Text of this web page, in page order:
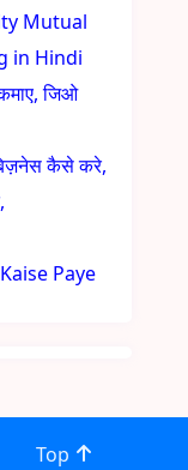
Mutual
in Hindi
जिओ
कैसे करे,
Paye
Top